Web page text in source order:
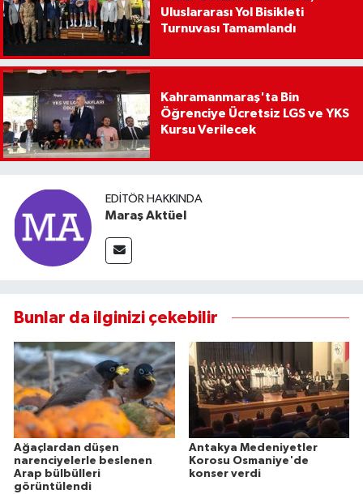
Uluslararası Yol Bisikleti
Turnuvası Tamamlandı
Kahramanmaraş'ta Bin
Öğrenciye Ücretsiz LGS ve YKS
Kursu Verilecek
EDITÖR HAKKINDA
Maraş Aktüel
Bunlar da ilginizi çekebilir
Ağaçlardan düşen
narenciyelerle beslenen
Arap bülbülleri
görüntülendi
Antakya Medeniyetler
Korosu Osmaniye'de
konser verdi